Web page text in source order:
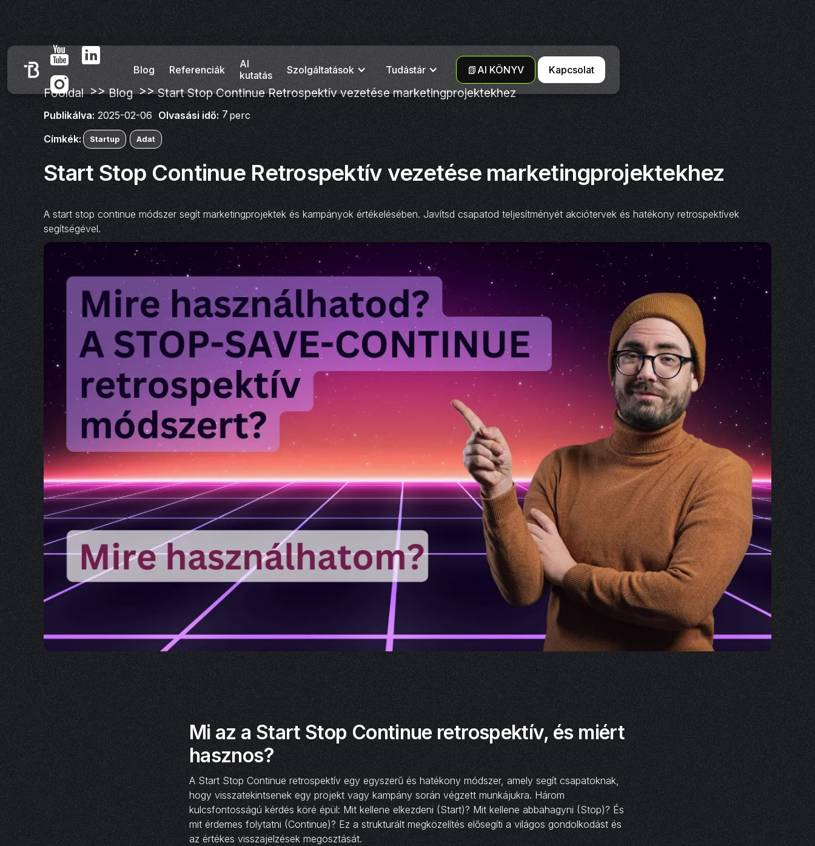
Blog Referenciák
AI
kutatás
Szolgáltatások Tudástár 📗AI KÖNYV Kapcsolat
Főoldal >> Blog >> Start Stop Continue Retrospektív vezetése marketingprojektekhez
Publikálva: 2025-02-06 Olvasási idő: 7 perc
Címkék:
Startup Adat
Start Stop Continue Retrospektív vezetése marketingprojektekhez
A start stop continue módszer segít marketingprojektek és kampányok értékelésében. Javítsd csapatod teljesítményét akciótervek és hatékony retrospektívek
segítségével.
Mi az a Start Stop Continue retrospektív, és miért
hasznos?
A Start Stop Continue retrospektív egy egyszerű és hatékony módszer, amely segít csapatoknak,
hogy visszatekintsenek egy projekt vagy kampány során végzett munkájukra. Három
kulcsfontosságú kérdés köré épül: Mit kellene elkezdeni (Start)? Mit kellene abbahagyni (Stop)? És
mit érdemes folytatni (Continue)? Ez a strukturált megközelítés elősegíti a világos gondolkodást és
az értékes visszajelzések megosztását.